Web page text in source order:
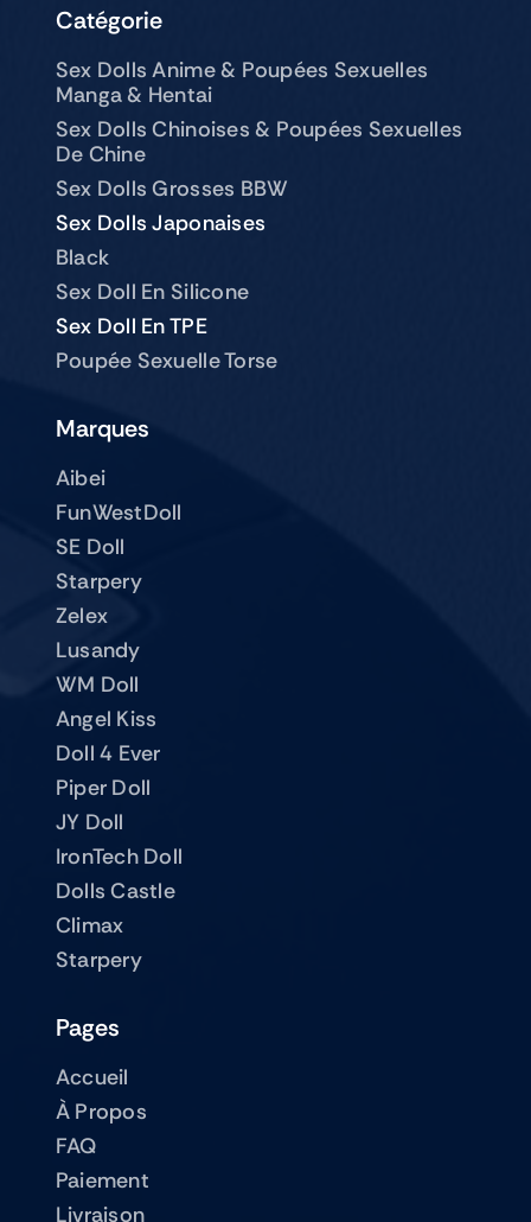
Catégorie
Sex Dolls Anime & Poupées Sexuelles
Manga & Hentai
Sex Dolls Chinoises & Poupées Sexuelles
De Chine
Sex Dolls Grosses BBW
Sex Dolls Japonaises
Black
Sex Doll En Silicone
Sex Doll En TPE
Poupée Sexuelle Torse
Marques
Aibei
FunWestDoll
SE Doll
Starpery
Zelex
Lusandy
WM Doll
Angel Kiss
Doll 4 Ever
Piper Doll
JY Doll
IronTech Doll
Dolls Castle
Climax
Starpery
Pages
Accueil
À Propos
FAQ
Paiement
Livraison